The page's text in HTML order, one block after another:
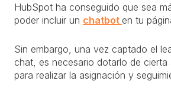
HubSpot ha conseguido que sea
poder incluir un chatbot en tu
Sin embargo, una vez captado el
chat, es necesario dotarlo de cierta
para realizar la asignación y